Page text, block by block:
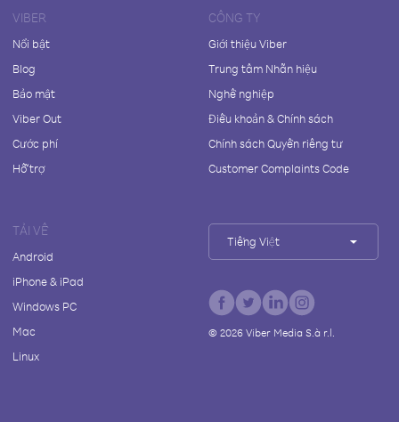
VIBER
Nổi bật
Blog
Bảo mật
Viber Out
Cước phí
Hỗ trợ
CÔNG TY
Giới thiệu Viber
Trung tâm Nhãn hiệu
Nghề nghiệp
Điều khoản & Chính sách
Chính sách Quyền riêng tư
Customer Complaints Code
TẢI VỀ
Android
iPhone & iPad
Windows PC
Mac
Linux
Tiếng Việt
© 2026Viber Media S.à r.l.